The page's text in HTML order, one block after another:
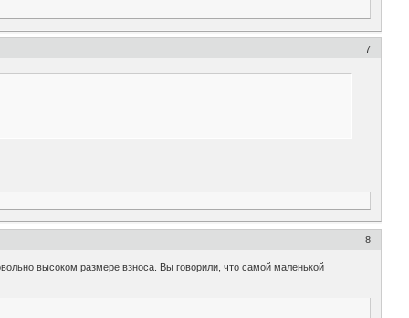
7
8
высоком размере взноса. Вы говорили, что самой маленькой